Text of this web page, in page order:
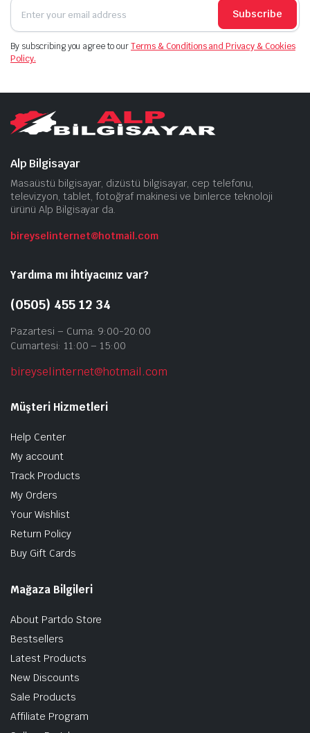
Subscribe
By subscribing you agree to ourTerms & Conditions and Privacy & Cookies
Policy.
Alp Bilgisayar
Masaüstü bilgisayar, dizüstü bilgisayar, cep telefonu,
televizyon, tablet, fotoğraf makinesi ve binlerce teknoloji
ürünü Alp Bilgisayar da.
bireyselinternet@hotmail.com
Yardıma mı ihtiyacınız var?
(0505) 455 12 34
Pazartesi – Cuma: 9:00-20:00
Cumartesi: 11:00 – 15:00
bireyselinternet@hotmail.com
Müşteri Hizmetleri
Help Center
My account
Track Products
My Orders
Your Wishlist
Return Policy
Buy Gift Cards
Mağaza Bilgileri
About Partdo Store
Bestsellers
Latest Products
New Discounts
Sale Products
Affiliate Program